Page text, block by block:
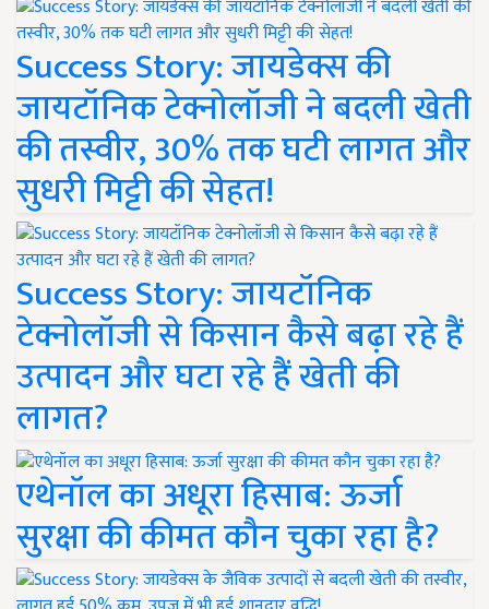
Success Story: जायडेक्स की
जायटॉनिक टेक्नोलॉजी ने बदली खेती
की तस्वीर, 30% तक घटी लागत और
सुधरी मिट्टी की सेहत!
Success Story: जायटॉनिक
टेक्नोलॉजी से किसान कैसे बढ़ा रहे हैं
उत्पादन और घटा रहे हैं खेती की
लागत?
एथेनॉल का अधूरा हिसाब: ऊर्जा
सुरक्षा की कीमत कौन चुका रहा है?